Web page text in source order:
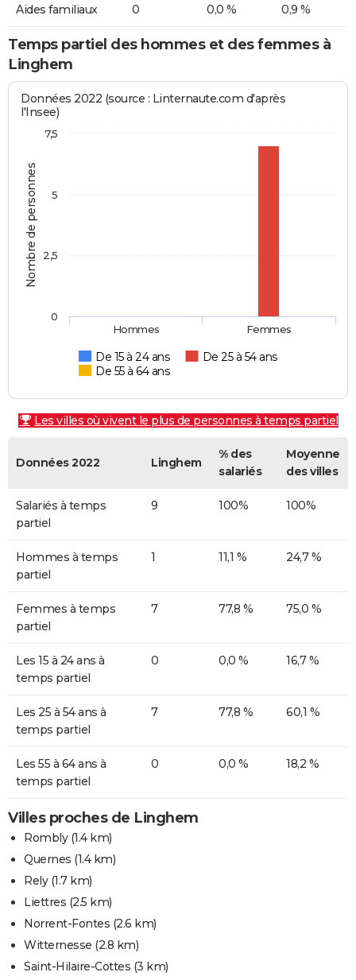
Aides familiaux 0 0,0 % 0,9 %
Temps partiel des hommes et des femmes à
Linghem
Nombre de personnes
Données 2022 (source : Linternaute.com d'après
l'Insee)
De 15 à 24 ans
De 25 à 54 ans
De 55 à 64 ans
Hommes Femmes
0
2,5
5
7,5
Les villes où vivent le plus de personnes à temps partiel
Données 2022 Linghem
% des
salariés
Moyenne
des villes
Salariés à temps
partiel
9 100% 100%
Hommes à temps
partiel
1 11,1 % 24,7 %
Femmes à temps
partiel
7 77,8 % 75,0 %
Les 15 à 24 ans à
temps partiel
0 0,0 % 16,7 %
Les 25 à 54 ans à
temps partiel
7 77,8 % 60,1 %
Les 55 à 64 ans à
temps partiel
0 0,0 % 18,2 %
Villes proches de Linghem
Rombly(1.4 km)
Quernes (1.4 km)
Rely(1.7 km)
Liettres (2.5 km)
Norrent-Fontes (2.6 km)
Witternesse (2.8 km)
Saint-Hilaire-Cottes (3 km)